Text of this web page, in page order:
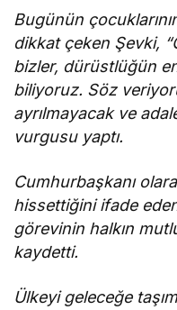
Bugünün
dikkat çeken Şevki,
bizler, dürüstlüğün
biliyoruz. Söz
ayrılmayacak ve
vurgusu yaptı.
Cumhurbaşkanı
hissettiğini ifade
görevinin halkın
kaydetti.
Ülkeyi geleceğe